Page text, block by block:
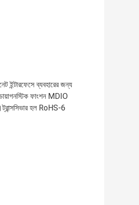
ব্যবহারের জন্য
ফাংশন MDIO
হল RoHS-6